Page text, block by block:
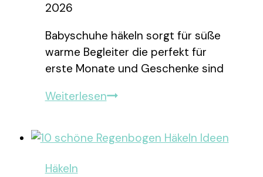
2026
Babyschuhe häkeln sorgt für süße
warme Begleiter die perfekt für
erste Monate und Geschenke sind
Weiterlesen10
Häkeln
Häkeln